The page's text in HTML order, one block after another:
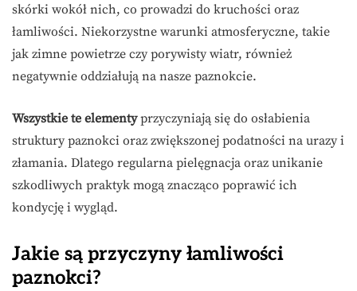
skórki wokół nich, co prowadzi do kruchości oraz
łamliwości. Niekorzystne warunki atmosferyczne, takie
jak zimne powietrze czy porywisty wiatr, również
negatywnie oddziałują na nasze paznokcie.
Wszystkie te elementyprzyczyniają się do osłabienia
struktury paznokci oraz zwiększonej podatności na urazy i
złamania. Dlatego regularna pielęgnacja oraz unikanie
szkodliwych praktyk mogą znacząco poprawić ich
kondycję i wygląd.
Jakie są przyczyny łamliwości
paznokci?